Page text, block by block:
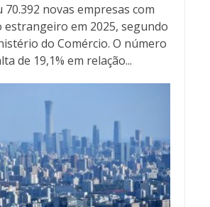
70.392 novas empresas com
estrangeiro em 2025, segundo
do Comércio. O número
de 19,1% em relação...